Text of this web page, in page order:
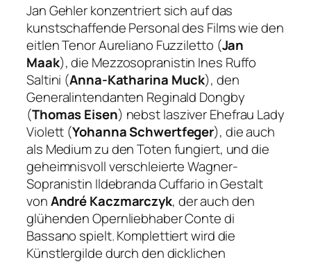
Jan Gehler konzentriert sich auf das
kunstschaffende Personal des Films wie den
eitlen Tenor Aureliano Fuzziletto (Jan
Maak), die Mezzosopranistin Ines Ruffo
Saltini (Anna-Katharina Muck), den
Generalintendanten Reginald Dongby
(Thomas Eisen) nebst lasziver Ehefrau Lady
Violett (Yohanna Schwertfeger), die auch
als Medium zu den Toten fungiert, und die
geheimnisvoll verschleierte Wagner-
Sopranistin Ildebranda Cuffario in Gestalt
vonAndré Kaczmarczyk, der auch den
glühenden Opernliebhaber Conte di
Bassano spielt. Komplettiert wird die
Künstlergilde durch den dicklichen